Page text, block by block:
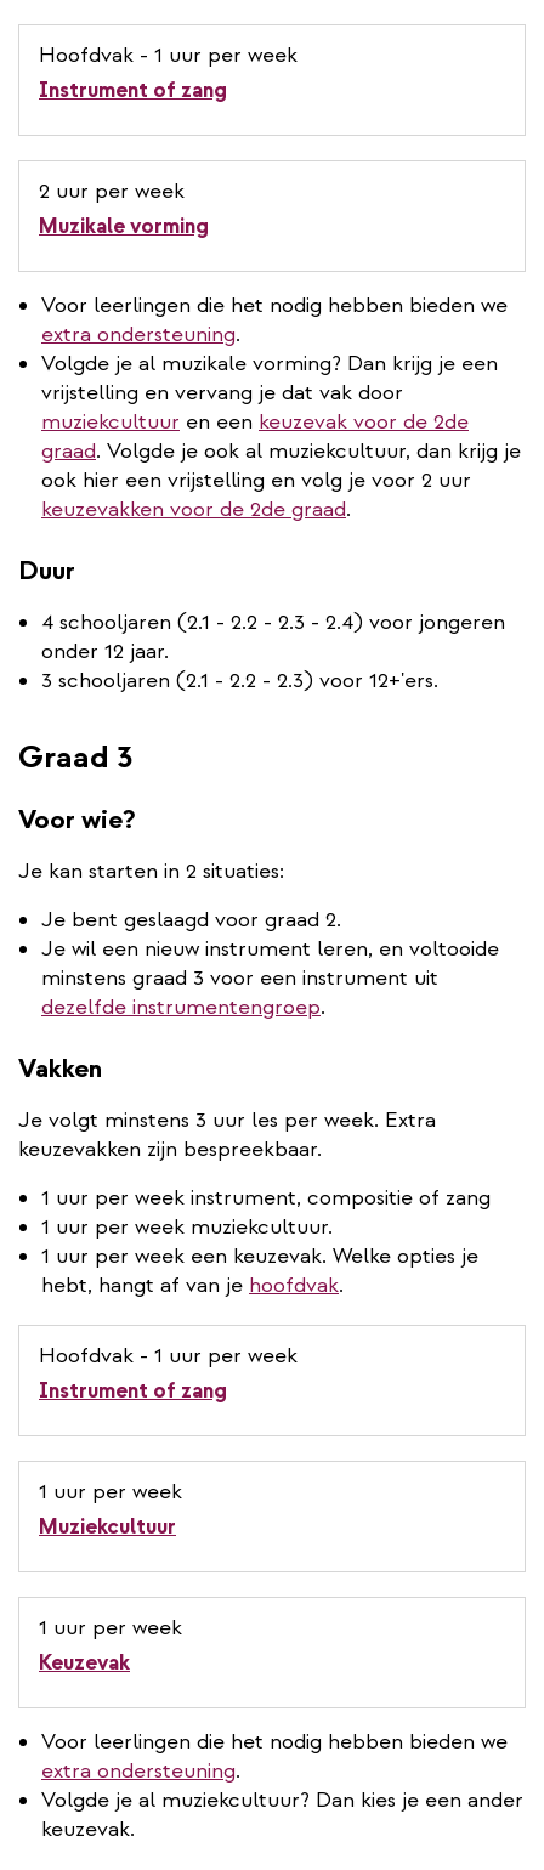
Hoofdvak - 1 uur per week
Instrument of zang
2 uur per week
Muzikale vorming
Voor leerlingen die het nodig hebben bieden we
extra ondersteuning.
Volgde je al muzikale vorming? Dan krijg je een
vrijstelling en vervang je dat vak door
muziekcultuur en een keuzevak voor de 2de
graad. Volgde je ook al muziekcultuur, dan krijg je
ook hier een vrijstelling en volg je voor 2 uur
keuzevakken voor de 2de graad.
Duur
4 schooljaren (2.1 - 2.2 - 2.3 - 2.4) voor jongeren
onder 12 jaar.
3 schooljaren (2.1 - 2.2 - 2.3) voor 12+'ers.
Graad 3
Voor wie?
Je kan starten in 2 situaties:
Je bent geslaagd voor graad 2.
Je wil een nieuw instrument leren, en voltooide
minstens graad 3 voor een instrument uit
dezelfde instrumentengroep.
Vakken
Je volgt minstens 3 uur les per week. Extra
keuzevakken zijn bespreekbaar.
1 uur per week instrument, compositie of zang
1 uur per week muziekcultuur.
1 uur per week een keuzevak. Welke opties je
hebt, hangt af van je hoofdvak.
Hoofdvak - 1 uur per week
Instrument of zang
1 uur per week
Muziekcultuur
1 uur per week
Keuzevak
Voor leerlingen die het nodig hebben bieden we
extra ondersteuning.
Volgde je al muziekcultuur? Dan kies je een ander
keuzevak.